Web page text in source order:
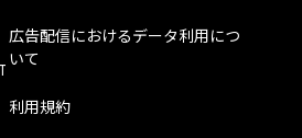
広告配信におけるデータ利用につ
いて
利用規約